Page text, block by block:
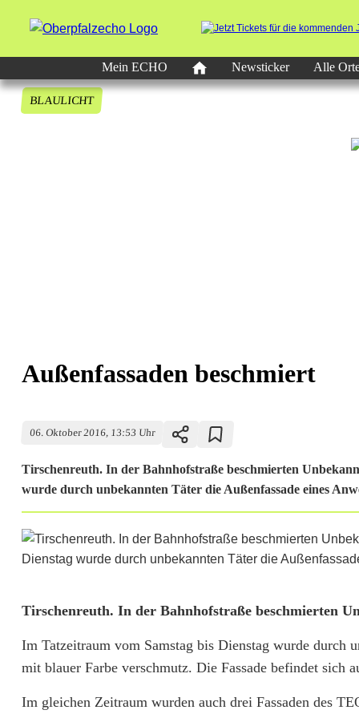
Mein ECHO
Newsticker Alle
BLAULICHT
Außenfassaden beschmiert
06. Oktober 2016, 13:53 Uhr
Tirschenreuth. In der Bahnhofstraße beschmierten
wurde durch unbekannten Täter die Außenfassade eines
A
u
ß
e
Tirschenreuth. In der Bahnhofstraße beschmierten
Im Tatzeitraum vom Samstag bis Dienstag wurde durch
mit blauer Farbe verschmutz. Die Fassade befindet sich
Im gleichen Zeitraum wurden auch drei Fassaden des